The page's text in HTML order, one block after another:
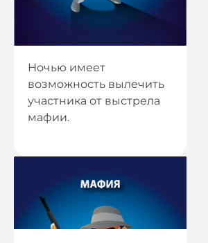
Ночью имеет
возможность вылечить
участника от выстрела
мафии.